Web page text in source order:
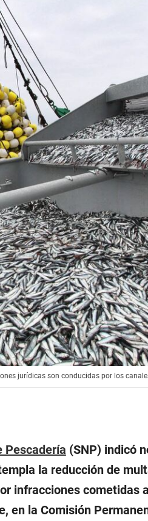
jurídicas son conducidas por los
Pescadería (SNP) indicó
la reducción de
infracciones cometidas
en la Comisión